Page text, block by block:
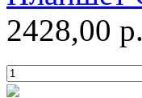
Pcland-
2428,00 р.